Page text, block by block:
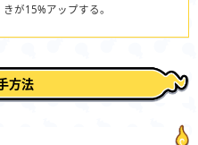
きが15%アップする。
方法